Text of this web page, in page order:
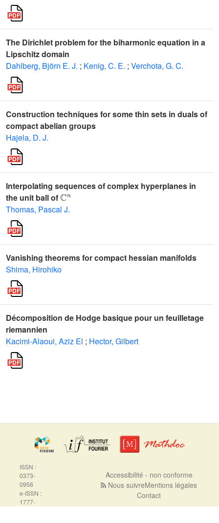
The Dirichlet problem for the biharmonic equation in a
Lipschitz domain
Dahlberg, Björn E. J. ; Kenig, C. E. ; Verchota, G. C.
Construction techniques for some thin sets in duals of
compact abelian groups
Hajela, D. J.
Interpolating sequences of complex hyperplanes in
the unit ball of
ℂn
Thomas, Pascal J.
Vanishing theorems for compact hessian manifolds
Shima, Hirohiko
Décomposition de Hodge basique pour un feuilletage
riemannien
Kacimi-Alaoui, Aziz El ; Hector, Gilbert
ISSN :
0373-
0956
e-ISSN :
1777-
Accessibilité - non conforme
Nous suivreMentions légales
Contact